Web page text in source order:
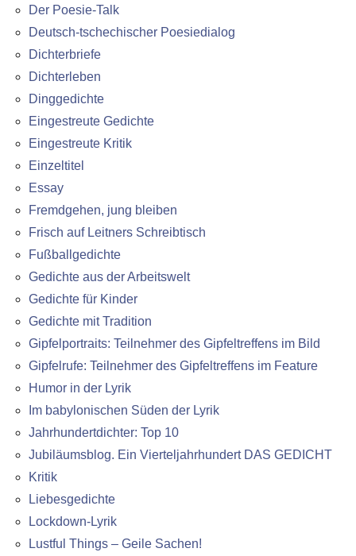
Der Poesie-Talk
Deutsch-tschechischer Poesiedialog
Dichterbriefe
Dichterleben
Dinggedichte
Eingestreute Gedichte
Eingestreute Kritik
Einzeltitel
Essay
Fremdgehen, jung bleiben
Frisch auf Leitners Schreibtisch
Fußballgedichte
Gedichte aus der Arbeitswelt
Gedichte für Kinder
Gedichte mit Tradition
Gipfelportraits: Teilnehmer des Gipfeltreffens im Bild
Gipfelrufe: Teilnehmer des Gipfeltreffens im Feature
Humor in der Lyrik
Im babylonischen Süden der Lyrik
Jahrhundertdichter: Top 10
Jubiläumsblog. Ein Vierteljahrhundert DAS GEDICHT
Kritik
Liebesgedichte
Lockdown-Lyrik
Lustful Things – Geile Sachen!